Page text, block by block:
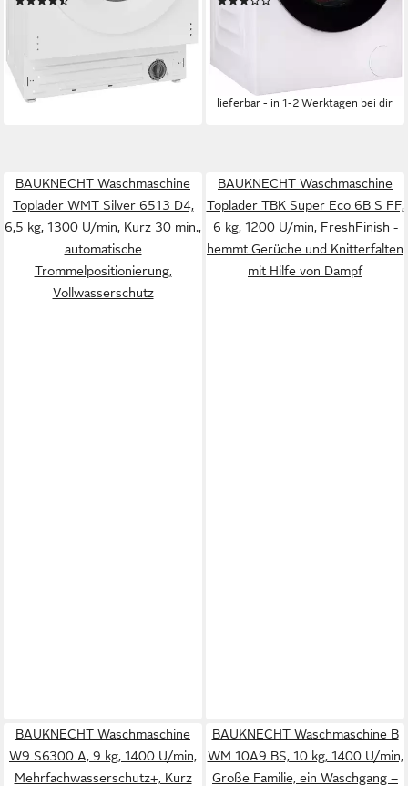
15,94 €
-61%
lieferbar - in 4-5 Werktagen bei dir
UVP
mtl. in 36 Raten
lieferbar - in 1-2 Werktagen bei dir
BAUKNECHT Waschmaschine
Toplader WMT Silver 6513 D4,
6,5 kg, 1300 U/min, Kurz 30 min.,
automatische
Trommelpositionierung,
Vollwasserschutz
BAUKNECHT Waschmaschine
Toplader TBK Super Eco 6B S FF,
6 kg, 1200 U/min, FreshFinish -
hemmt Gerüche und Knitterfalten
mit Hilfe von Dampf
BAUKNECHT Waschmaschine
W9 S6300 A, 9 kg, 1400 U/min,
Mehrfachwasserschutz+, Kurz
BAUKNECHT Waschmaschine B
WM 10A9 BS, 10 kg, 1400 U/min,
Große Familie, ein Waschgang –